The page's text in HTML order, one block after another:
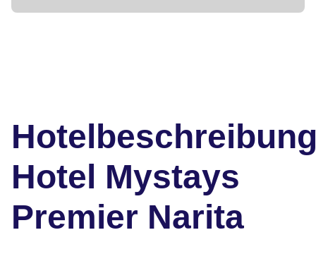
Hotel Mystays
Premier Narita